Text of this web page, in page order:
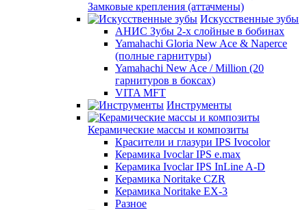
Замковые крепления (аттачмены)
Искусственные зубы
АНИС Зубы 2-х слойные в бобинах
Yamahachi Gloria New Ace & Naperce
(полные гарнитуры)
Yamahachi New Ace / Million (20
гарнитуров в боксах)
VITA MFT
Инструменты
Керамические массы и композиты
Красители и глазури IPS Ivocolor
Керамика Ivoclar IPS e.max
Керамика Ivoclar IPS InLine A-D
Керамика Noritake CZR
Керамика Noritake EX-3
Разное